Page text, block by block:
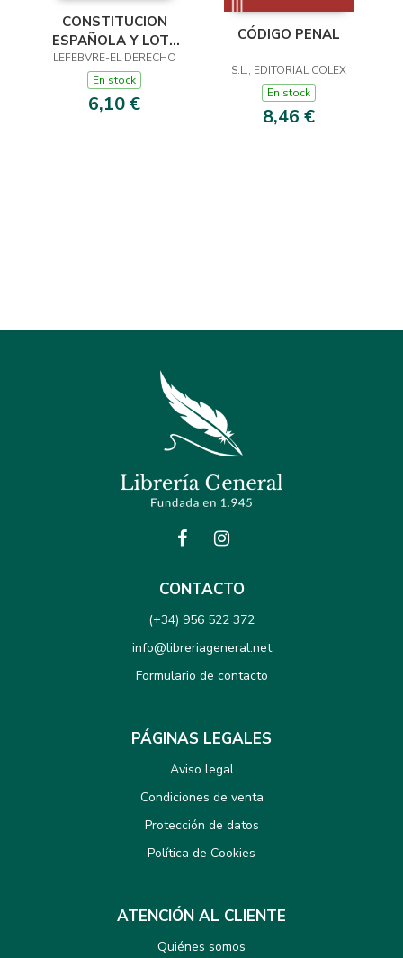
CONSTITUCION
ESPAÑOLA Y LOTC
10ª EDC.
LEFEBVRE-EL DERECHO
En stock
6,10 €
CÓDIGO PENAL
S.L., EDITORIAL COLEX
En stock
8,46 €
CONTACTO
(+34) 956 522 372
info@libreriageneral.net
Formulario de contacto
PÁGINAS LEGALES
Aviso legal
Condiciones de venta
Protección de datos
Política de Cookies
ATENCIÓN AL CLIENTE
Quiénes somos